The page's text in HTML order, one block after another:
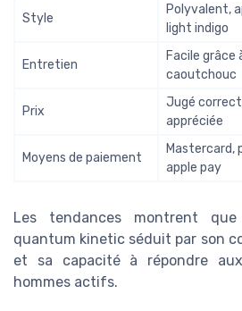
Style
Polyvalent,
light indigo
Entretien
Facile grâce
caoutchouc
Prix
Jugé
appréciée
Moyens de paiement
Mastercard,
apple pay
Les tendances montrent
quantum kinetic séduit par son
et sa capacité à répondre
hommes actifs.